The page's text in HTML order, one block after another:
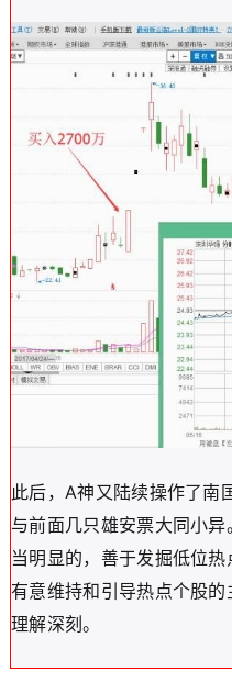
此后，A神又陆续操作了南
与前面几只雄安票大同小
当明显的，善于发掘低位热
有意维持和引导热点个股
理解深刻。